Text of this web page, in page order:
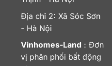
Địa chỉ 2: Xã Sóc Sơn
- Hà Nội
Vinhomes-Land : Đơn
vị phân phối bất động